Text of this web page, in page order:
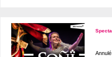
Annulé